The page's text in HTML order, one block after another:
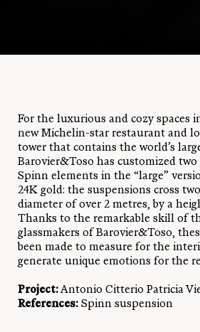
For the luxurious and cozy spaces
new Michelin-star restaurant and
tower that contains the world’s
Barovier&Toso has customized two
Spinn elements in the “large”
24K gold: the suspensions cross
diameter of over 2 metres, by a
Thanks to the remarkable skill of
glassmakers of Barovier&Toso,
been made to measure for the
generate unique emotions for the
Project:Antonio Citterio Patricia
References: Spinn suspension